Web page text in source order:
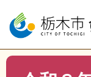
ー
の
先
ニ
ー
を